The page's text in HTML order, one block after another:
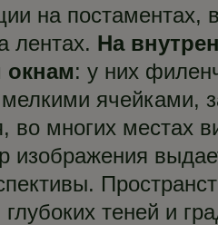
на
лентах. На
: у них
ячейками,
во многих местах
изображения
теней и